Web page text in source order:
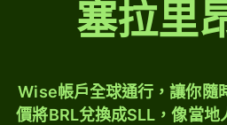
塞拉里
Wise帳戶全球通行，讓你隨
價將BRL兌換成SLL，像當地